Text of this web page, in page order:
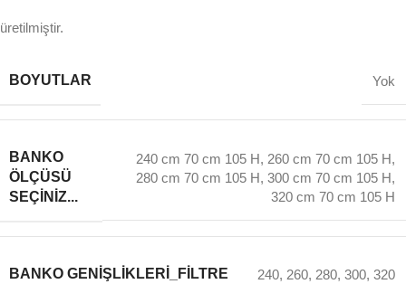
üretilmiştir.
BOYUTLAR Yok
BANKO
ÖLÇÜSÜ
SEÇINIZ...
240 cm 70 cm 105 H, 260 cm 70 cm 105 H,
280 cm 70 cm 105 H, 300 cm 70 cm 105 H,
320 cm 70 cm 105 H
BANKO GENIŞLIKLERI_FILTRE 240, 260, 280, 300, 320